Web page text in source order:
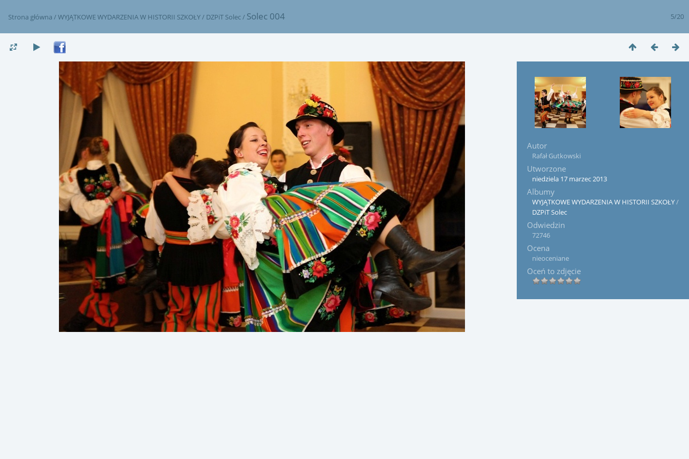
5/20
Strona główna /WYJĄTKOWE WYDARZENIA W HISTORII SZKOŁY/ DZPiT Solec/ Solec 004
Autor
Rafał Gutkowski
Utworzone
niedziela 17 marzec 2013
Albumy
WYJĄTKOWE WYDARZENIA W HISTORII SZKOŁY/
DZPiT Solec
Odwiedzin
72746
Ocena
nieoceniane
Oceń to zdjęcie